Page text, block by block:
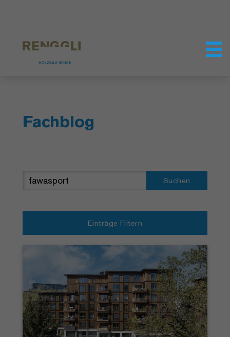
Fachblog
Suchen
Einträge Filtern